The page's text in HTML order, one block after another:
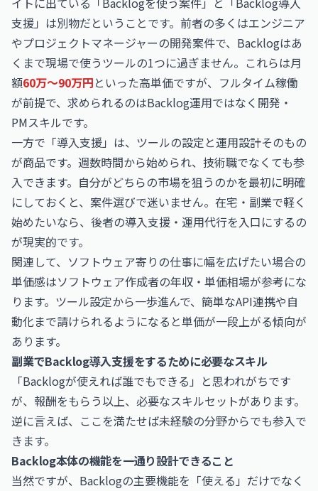
支援」は別物だということです。前者の多くはエンジニア
やプロジェクトマネージャーの開発案件で、Backlogはあ
くまで現場で使うツールの1つに過ぎません。これらは月
額60万〜90万円といった高単価ですが、フルタイム稼働
が前提で、求められるのはBacklog運用ではなく開発・
PMスキルです。
一方で「導入支援」は、ツールの設定と運用設計そのもの
が商品です。週数時間から始められ、技術職でなくても参
入できます。自分がどちらの市場を狙うのかを最初に明確
にしておくと、案件選びで迷いません。在宅・副業で軽く
始めたいなら、後者の導入支援・運用代行を入口にするの
が現実的です。
関連して、ソフトウェア寄りの仕事に幅を広げたい場合の
単価感はソフトウェア作成者の年収・単価相場が参考にな
ります。ツール設定から一歩進んで、簡単なAPI連携や自
動化まで請けられるようになると単価が一段上がる傾向が
あります。
副業でBacklog導入支援をするために必要なスキル
「Backlogが使えれば誰でもできる」と思われがちです
が、報酬をもらう以上、必要なスキルセットがあります。
逆に言えば、ここを満たせば未経験の分野からでも参入で
きます。
Backlog本体の機能を一通り設計できること
当然ですが、Backlogの主要機能を「使える」だけでなく